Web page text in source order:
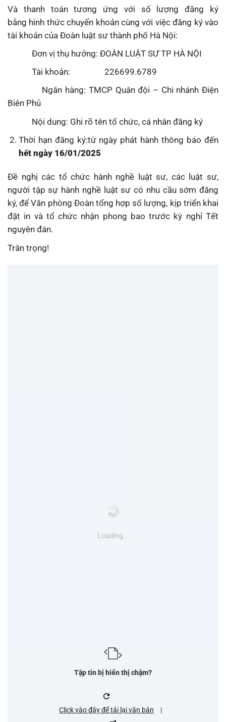
Và thanh toán tương ứng với số lượng đăng ký
bằng hình thức chuyển khoản cùng với việc đăng ký vào
tài khoản của Đoàn luật sư thành phố Hà Nội:
Đơn vị thụ hưởng: ĐOÀN LUẬT SƯ TP HÀ NỘI
Tài khoản: 226699.6789
Ngân hàng: TMCP Quân đội – Chi nhánh Điện
Biên Phủ
Nội dung: Ghi rõ tên tổ chức, cá nhân đăng ký
Thời hạn đăng ký:từ ngày phát hành thông báo đến
hết ngày 16/01/2025
Đề nghị các tổ chức hành nghề luật sư, các luật sư,
người tập sự hành nghề luật sư có nhu cầu sớm đăng
ký, để Văn phòng Đoàn tổng hợp số lượng, kịp triển khai
đặt in và tổ chức nhận phong bao trước kỳ nghỉ Tết
nguyên đán.
Trân trọng!
Loading...
Tập tin bị hiển thị chậm?
Click vào đây để tải lại văn bản |